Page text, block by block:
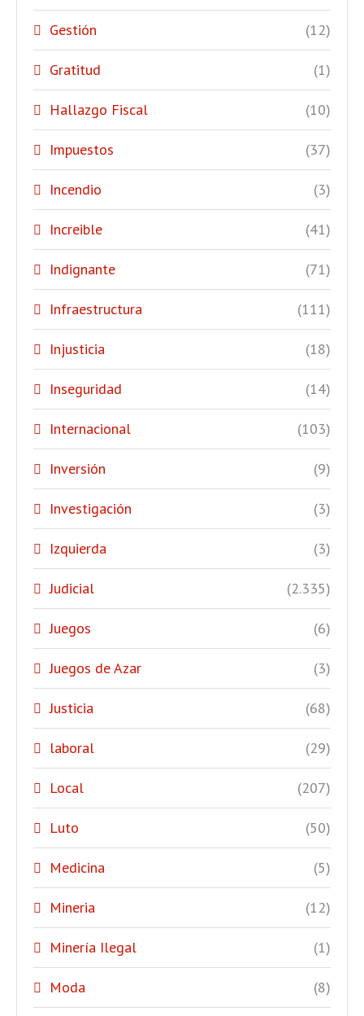
Gestión (12)
Gratitud (1)
Hallazgo Fiscal (10)
Impuestos (37)
Incendio (3)
Increible (41)
Indignante (71)
Infraestructura (111)
Injusticia (18)
Inseguridad (14)
Internacional (103)
Inversión (9)
Investigación (3)
Izquierda (3)
Judicial (2.335)
Juegos (6)
Juegos de Azar (3)
Justicia (68)
laboral (29)
Local (207)
Luto (50)
Medicina (5)
Mineria (12)
Minería Ilegal (1)
Moda (8)